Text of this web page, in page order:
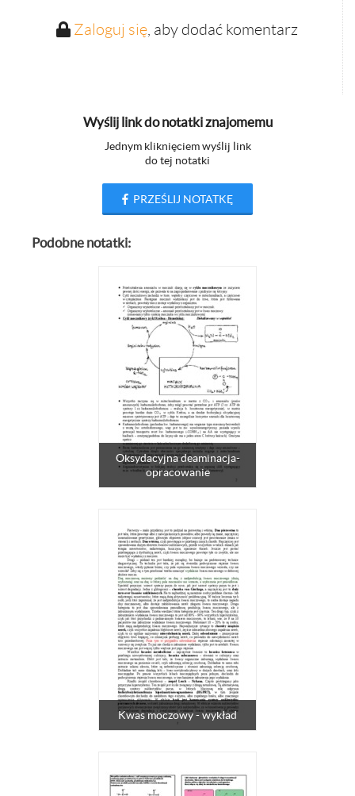
Zaloguj się, aby dodać komentarz
Wyślij link do notatki znajomemu
Jednym kliknięciem wyślij link
do tej notatki
PRZEŚLIJ NOTATKĘ
Podobne notatki:
Oksydacyjna deaminacja-
opracowanie
Kwas moczowy - wykład